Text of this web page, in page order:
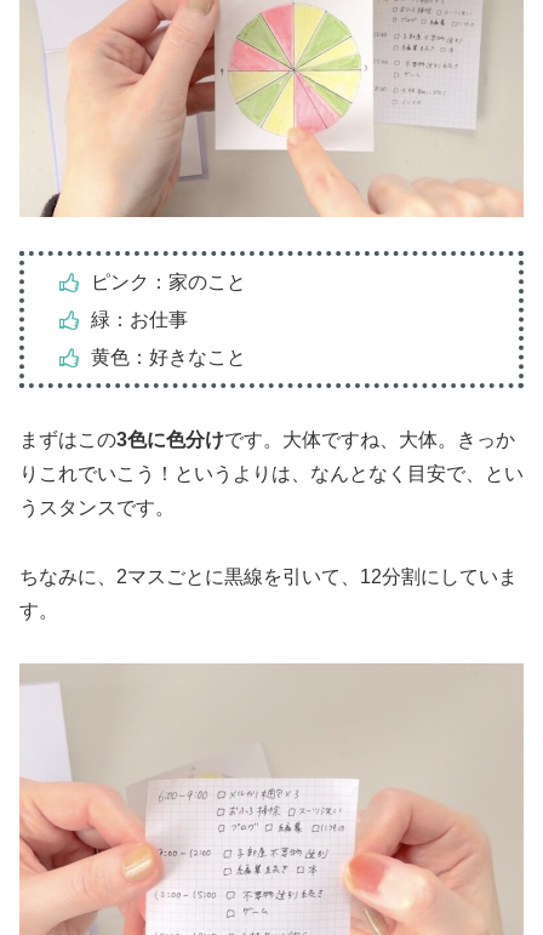
ピンク：家のこと
緑：お仕事
黄色：好きなこと
まずはこの3色に色分けです。大体ですね、大体。きっか
りこれでいこう！というよりは、なんとなく目安で、とい
うスタンスです。
ちなみに、2マスごとに黒線を引いて、12分割にしていま
す。